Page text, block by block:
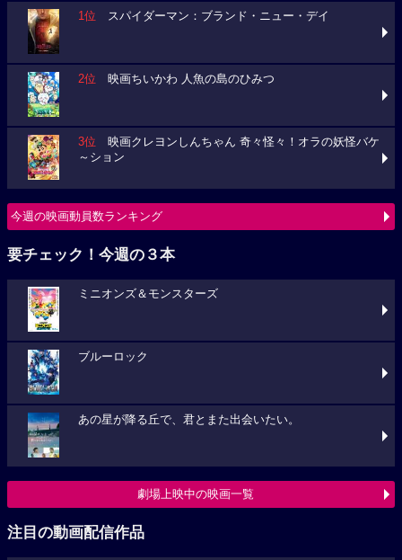
1位 スパイダーマン：ブランド・ニュー・デイ
2位 映画ちいかわ 人魚の島のひみつ
3位 映画クレヨンしんちゃん 奇々怪々！オラの妖怪バケ
～ション
今週の映画動員数ランキング
要チェック！今週の３本
ミニオンズ＆モンスターズ
ブルーロック
あの星が降る丘で、君とまた出会いたい。
劇場上映中の映画一覧
注目の動画配信作品